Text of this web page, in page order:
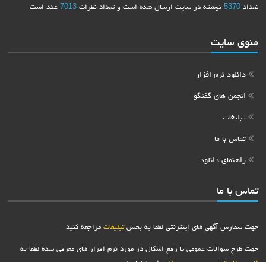
تعداد5370 نوشته در سایت ارسال شده است و تعداد نظرات7013 عدد است
منوی سایت
دانلود نرم افزار
انجمن های گفتگو
تبلیغات
تماس با ما
راهنمای دانلود
تماس با ما
جهت سفارش آگهی های اینترنتی لطفا به بخشتبلیغات مراجعه کنید
جهت طرح سوالات عمومی یا رفع اشکال در مورد نرم افزار های معرفی شده لطفا به